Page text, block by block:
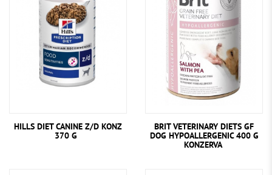
HILLS DIET CANINE Z/D KONZ
370 G
BRIT VETERINARY DIETS GF
DOG HYPOALLERGENIC 400 G
KONZERVA